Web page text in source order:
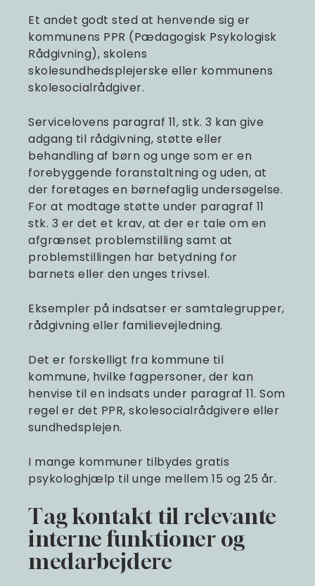
Et andet godt sted at henvende sig er
kommunens PPR (Pædagogisk Psykologisk
Rådgivning), skolens
skolesundhedsplejerske eller kommunens
skolesocialrådgiver.
Servicelovens paragraf 11, stk. 3 kan give
adgang til rådgivning, støtte eller
behandling af børn og unge som er en
forebyggende foranstaltning og uden, at
der foretages en børnefaglig undersøgelse.
For at modtage støtte under paragraf 11
stk. 3 er det et krav, at der er tale om en
afgrænset problemstilling samt at
problemstillingen har betydning for
barnets eller den unges trivsel.
Eksempler på indsatser er samtalegrupper,
rådgivning eller familievejledning.
Det er forskelligt fra kommune til
kommune, hvilke fagpersoner, der kan
henvise til en indsats under paragraf 11. Som
regel er det PPR, skolesocialrådgivere eller
sundhedsplejen.
I mange kommuner tilbydes gratis
psykologhjælp til unge mellem 15 og 25 år.
Tag kontakt til relevante
interne funktioner og
medarbejdere